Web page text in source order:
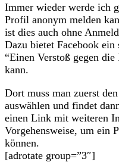
Immer wieder werde ich
Profil anonym melden
ist dies auch ohne
Dazu bietet Facebook
“Einen Verstoß gegen
kann.
Dort muss man zuerst
auswählen und findet
einen Link mit weiteren
Vorgehensweise, um ein
können.
[adrotate group=”3″]